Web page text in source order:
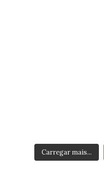
Carregar mais...